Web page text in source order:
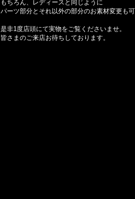
もちろん、レディースと同じように
パーツ部分とそれ以外の部分のお素材変更も可
是非1度店頭にて実物をご覧くださいませ。
皆さまのご来店お待ちしております。